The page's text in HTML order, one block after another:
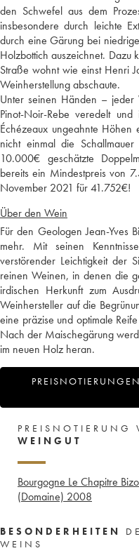
den Schwefel aus dem
insbesondere durch leichte
durch eine Gärung bei
Holzbottich auszeichnet. Dazu
Straße wohnt wie einst Henri
Weinherstellung abschaute.
Unter seinen Händen –
Pinot-Noir-Rebe veredelt
Échézeaux ungeahnte
nicht einmal die
10.000€ geschätzte
bereits ein Mindestpreis von
November 2021 für 41.752€!
Über den Wein
Für den Geologen Jean-Yves
mehr. Mit seinen
verstörender Leichtigkeit der
reinen Weinen, in denen die
irdischen Herkunft zum
Weinhersteller auf die
eine präzise und optimale
Nach der Maischegärung
im neuen Holz heran.
PREISNOTIERUNG
WEINGUT
Bourgogne Le Chapitre
(Domaine) 2008
BESONDERHEITEN
WEINS